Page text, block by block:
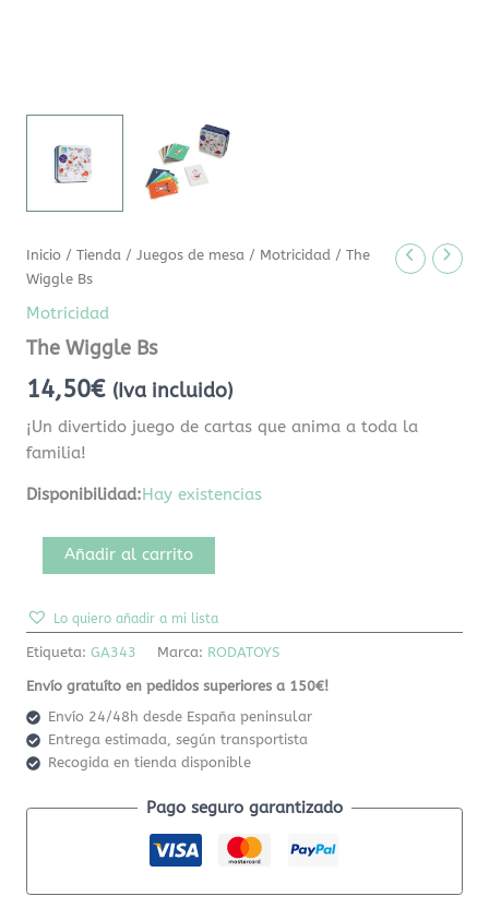
Inicio /Tienda /Juegos de mesa / Motricidad / The
Wiggle Bs
Motricidad
The Wiggle Bs
14,50€ (Iva incluido)
¡Un divertido juego de cartas que anima a toda la
familia!
Disponibilidad:Hay existencias
Añadir al carrito
Lo quiero añadir a mi lista
Etiqueta:GA343 Marca: RODATOYS
Envío gratuíto en pedidos superiores a 150€!
Envío 24/48h desde España peninsular
Entrega estimada, según transportista
Recogida en tienda disponible
Pago seguro garantizado